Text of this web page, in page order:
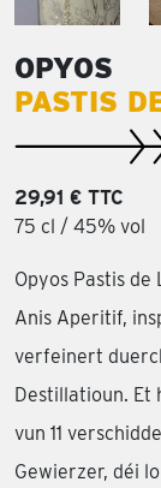
OPYOS
PASTIS
29,91 € TTC
75 cl / 45% vol
Opyos Pastis
Anis Aperitif,
verfeinert
Destillatioun. Et
vun 11
Gewierzer, déi